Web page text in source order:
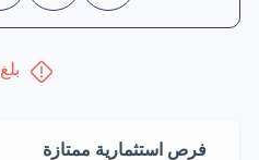
بلغ
فرص استثمارية ممتازة